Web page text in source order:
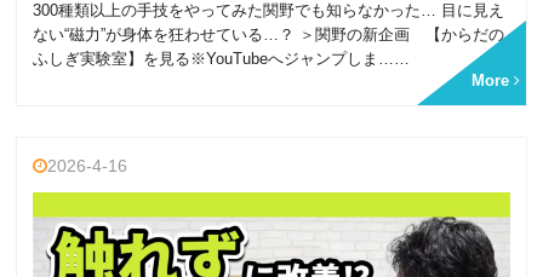
300種類以上の手技をやってみた関野でも知らなかった… 目に見え
ない“磁力”が身体を狂わせている…？ ＞関野の新企画 【からだの
ふしぎ実験室】を見る※YouTubeへジャンプしま……
More
2026-4-16